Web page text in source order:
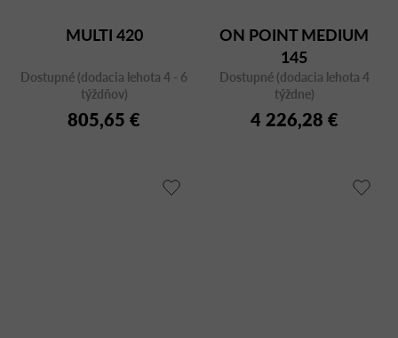
MULTI 420
Dostupné (dodacia lehota 4 - 6
týždňov)
805,65 €
ON POINT MEDIUM
145
Dostupné (dodacia lehota 4
týždne)
4 226,28 €